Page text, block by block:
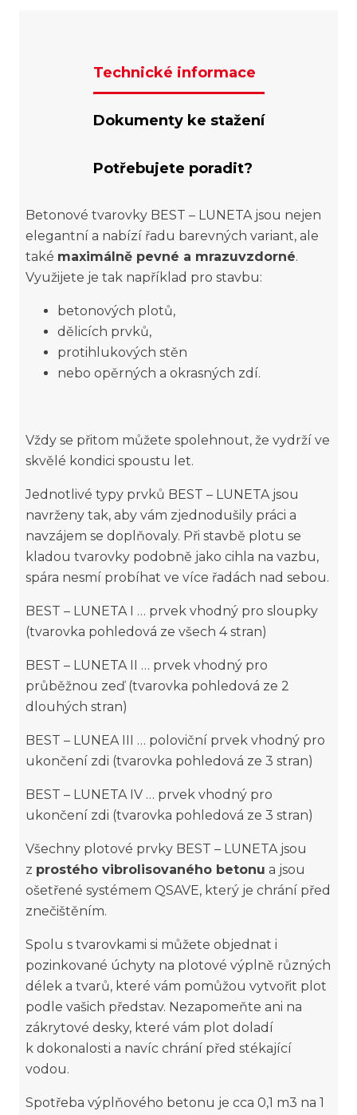
Technické informace
Dokumenty ke stažení
Potřebujete poradit?
Betonové tvarovky BEST – LUNETA jsou nejen
elegantní a nabízí řadu barevných variant, ale
také maximálně pevné a mrazuvzdorné.
Využijete je tak například pro stavbu:
betonových plotů,
dělicích prvků,
protihlukových stěn
nebo opěrných a okrasných zdí.
Vždy se přitom můžete spolehnout, že vydrží ve
skvělé kondici spoustu let.
Jednotlivé typy prvků BEST – LUNETA jsou
navrženy tak, aby vám zjednodušily práci a
navzájem se doplňovaly. Při stavbě plotu se
kladou tvarovky podobně jako cihla na vazbu,
spára nesmí probíhat ve více řadách nad sebou.
BEST – LUNETA I … prvek vhodný pro sloupky
(tvarovka pohledová ze všech 4 stran)
BEST – LUNETA II … prvek vhodný pro
průběžnou zeď (tvarovka pohledová ze 2
dlouhých stran)
BEST – LUNEA III … poloviční prvek vhodný pro
ukončení zdi (tvarovka pohledová ze 3 stran)
BEST – LUNETA IV … prvek vhodný pro
ukončení zdi (tvarovka pohledová ze 3 stran)
Všechny plotové prvky BEST – LUNETA jsou
z prostého vibrolisovaného betonu a jsou
ošetřené systémem QSAVE, který je chrání před
znečištěním.
Spolu s tvarovkami si můžete objednat i
pozinkované úchyty na plotové výplně různých
délek a tvarů, které vám pomůžou vytvořit plot
podle vašich představ. Nezapomeňte ani na
zákrytové desky, které vám plot doladí
k dokonalosti a navíc chrání před stékající
vodou.
Spotřeba výplňového betonu je cca 0,1 m3 na 1